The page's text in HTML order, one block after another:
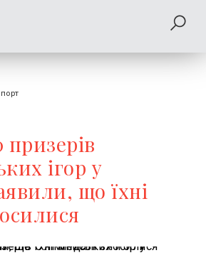
ігор у
що їхні